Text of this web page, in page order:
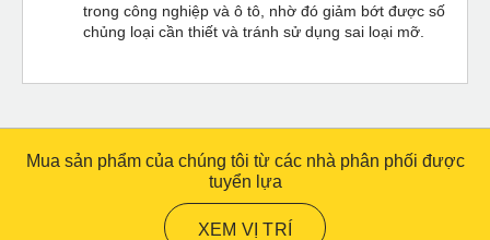
trong công nghiệp và ô tô, nhờ đó giảm bớt được số
chủng loại cần thiết và tránh sử dụng sai loại mỡ.
Mua sản phẩm của chúng tôi từ các nhà phân phối được
tuyển lựa
XEM VỊ TRÍ